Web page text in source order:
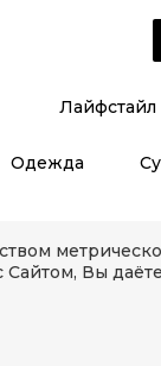
Лайфстайл
Одежда
Сайтом, Вы